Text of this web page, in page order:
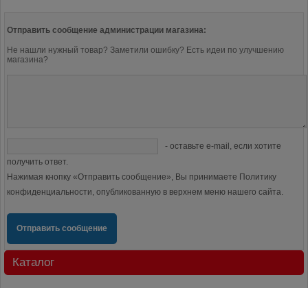
Отправить сообщение администрации магазина:
Не нашли нужный товар? Заметили ошибку? Есть идеи по улучшению
магазина?
- оставьте e-mail, если хотите
получить ответ.
Нажимая кнопку «Отправить сообщение», Вы принимаете Политику
конфиденциальности, опубликованную в верхнем меню нашего сайта.
Отправить сообщение
Каталог